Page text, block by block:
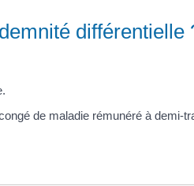
différentielle
de maladie rémunéré à